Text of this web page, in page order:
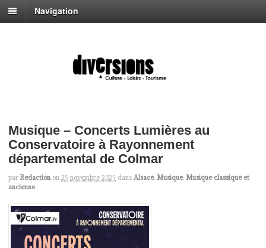
Navigation
Musique – Concerts Lumières au
Conservatoire à Rayonnement
départemental de Colmar
par Redaction on 25 novembre 2025 dans Alsace, Musique, Musique classique et
ancienne